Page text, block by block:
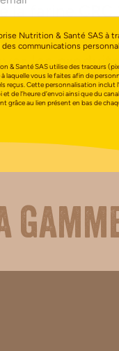
la farine CRC
les
Nutrition & Santé SAS à
des communications
& Santé SAS utilise des traceurs
à laquelle vous le faites afin de
reçus. Cette personnalisation inclut
et de l’heure d’envoi ainsi que du
grâce au lien présent en bas de